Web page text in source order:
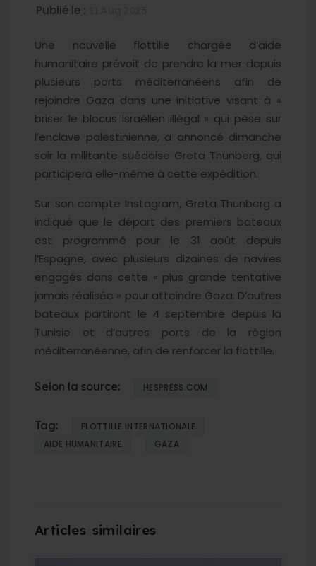
Publié le :
Une nouvelle flottille chargée d’aide
humanitaire prévoit de prendre la mer depuis
plusieurs ports méditerranéens afin de
rejoindre Gaza dans une initiative visant à «
briser le blocus israélien illégal » qui pèse sur
l’enclave palestinienne, a annoncé dimanche
soir la militante suédoise Greta Thunberg, qui
participera elle-même à cette expédition.
Sur son compte Instagram, Greta Thunberg a
indiqué que le départ des premiers bateaux
est programmé pour le 31 août depuis
l’Espagne, avec plusieurs dizaines de navires
engagés dans cette « plus grande tentative
jamais réalisée » pour atteindre Gaza. D’autres
bateaux partiront le 4 septembre depuis la
Tunisie et d’autres ports de la région
méditerranéenne, afin de renforcer la flottille.
Selon la source: HESPRESS.COM
Tag:
FLOTTILLE INTERNATIONALE
AIDE HUMANITAIRE
GAZA